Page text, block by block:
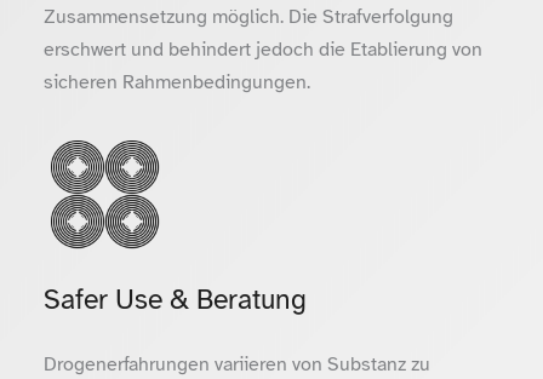
Zusammensetzung möglich. Die Strafverfolgung
erschwert und behindert jedoch die Etablierung von
sicheren Rahmenbedingungen.
Safer Use & Beratung
Drogenerfahrungen variieren von Substanz zu